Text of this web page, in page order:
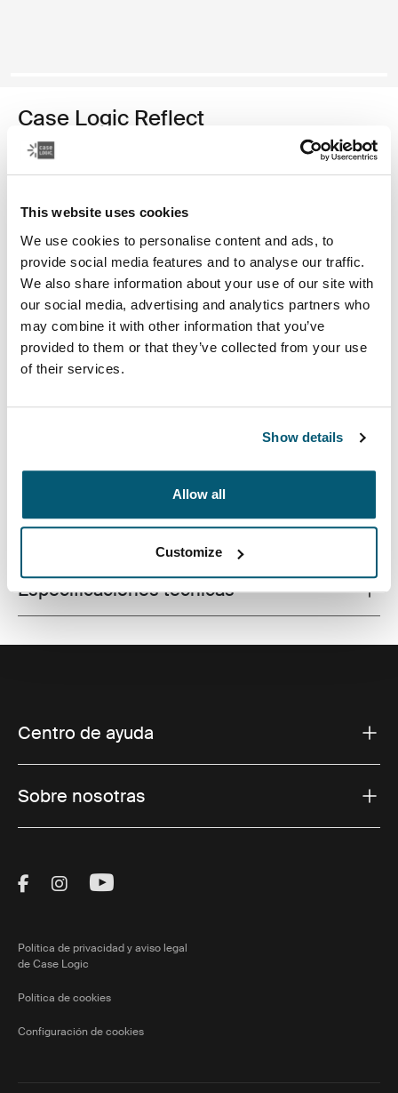
This website uses cookies
We use cookies to personalise content and ads, to
provide social media features and to analyse our traffic.
We also share information about your use of our site with
our social media, advertising and analytics partners who
may combine it with other information that you’ve
provided to them or that they’ve collected from your use
of their services.
Show details
Allow all
Customize
Case Logic Reflect
funda para MacBook® de 13 pulgadas
Color
Case Logic Reflect 13" MacBook® Sleeve Púrpura concentrado
Case Logic Reflect 13" MacBook® Sleeve Rojo tenue (selected)
Case Logic Reflect 13" MacBook® Sleeve Negro
espuma con memoria que brinda protección de primer
Todas las características
Especificaciones técnicas
Centro de ayuda
Sobre nosotras
Visit Thule on Facebook (external link)
Visit Thule on Instagram (external link)
Visit Thule on Youtube (external
Política de privacidad y aviso legal
de Case Logic
Política de cookies
Configuración de cookies